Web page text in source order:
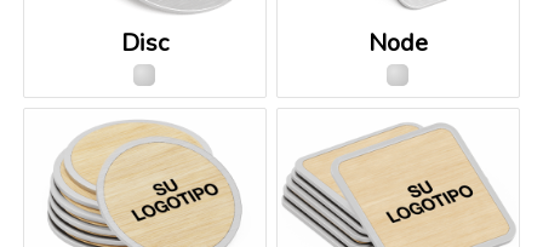
Disc Node